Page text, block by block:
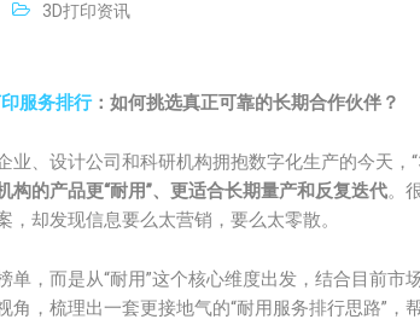
3D打印资讯
服务排行：如何挑选真正可靠的长期合作伙伴？
业、设计公司和科研机构拥抱数字化生产的今天
构的产品更“耐用”、更适合长期量产和反复迭代。
，却发现信息要么太营销，要么太零散。
单，而是从“耐用”这个核心维度出发，结合目前
角，梳理出一套更接地气的“耐用服务排行思路”